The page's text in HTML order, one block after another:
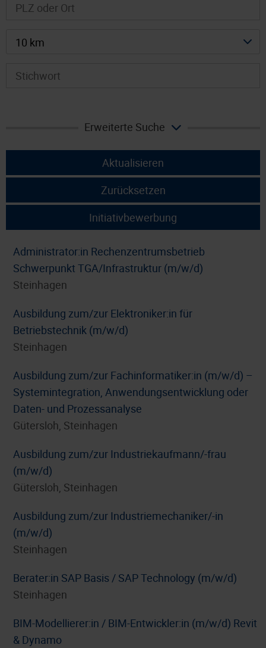
10 km
Erweiterte Suche
Aktualisieren
Zurücksetzen
Initiativbewerbung
Administrator:in Rechenzentrumsbetrieb
Schwerpunkt TGA/Infrastruktur (m/w/d)
Steinhagen
Ausbildung zum/zur Elektroniker:in für
Betriebstechnik (m/w/d)
Steinhagen
Ausbildung zum/zur Fachinformatiker:in (m/w/d) –
Systemintegration, Anwendungsentwicklung oder
Daten- und Prozessanalyse
Gütersloh, Steinhagen
Ausbildung zum/zur Industriekaufmann/-frau
(m/w/d)
Gütersloh, Steinhagen
Ausbildung zum/zur Industriemechaniker/-in
(m/w/d)
Steinhagen
Berater:in SAP Basis / SAP Technology (m/w/d)
Steinhagen
BIM-Modellierer:in / BIM-Entwickler:in (m/w/d) Revit
& Dynamo